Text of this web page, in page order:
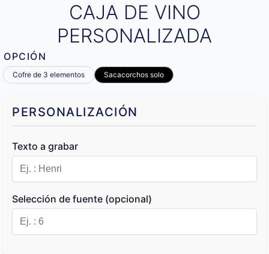
CAJA DE VINO
PERSONALIZADA
OPCIÓN
Cofre de 3 elementos Sacacorchos solo
PERSONALIZACIÓN
Texto a grabar
Selección de fuente (opcional)